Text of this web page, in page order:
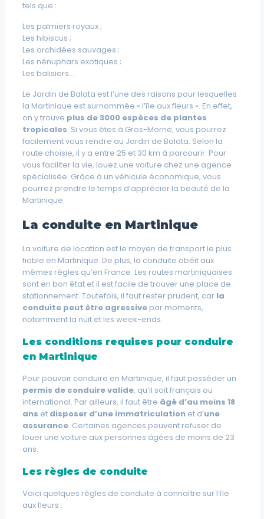
tels que :
Les palmiers royaux ;
Les hibiscus ;
Les orchidées sauvages ;
Les nénuphars exotiques ;
Les balisiers…
Le Jardin de Balata est l’une des raisons pour lesquelles
la Martinique est surnommée « l’île aux fleurs ». En effet,
on y trouve plus de 3000 espèces de plantes
tropicales. Si vous êtes à Gros-Morne, vous pourrez
facilement vous rendre au Jardin de Balata. Selon la
route choisie, il y a entre 25 et 30 km à parcourir. Pour
vous faciliter la vie, louez une voiture chez une agence
spécialisée. Grâce à un véhicule économique, vous
pourrez prendre le temps d’apprécier la beauté de la
Martinique.
La conduite en Martinique
La voiture de location est le moyen de transport le plus
fiable en Martinique. De plus, la conduite obéit aux
mêmes règles qu’en France. Les routes martiniquaises
sont en bon état et il est facile de trouver une place de
stationnement. Toutefois, il faut rester prudent, car la
conduite peut être agressivepar moments,
notamment la nuit et les week-ends.
Les conditions requises pour conduire
en Martinique
Pour pouvoir conduire en Martinique, il faut posséder un
permis de conduire valide, qu’il soit français ou
international. Par ailleurs, il faut être âgé d’au moins 18
ans et disposer d’une immatriculationet d’une
assurance. Certaines agences peuvent refuser de
louer une voiture aux personnes âgées de moins de 23
ans.
Les règles de conduite
Voici quelques règles de conduite à connaître sur l’île
aux fleurs :